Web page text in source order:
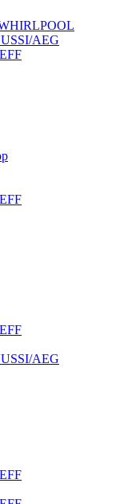
AEG
AEG